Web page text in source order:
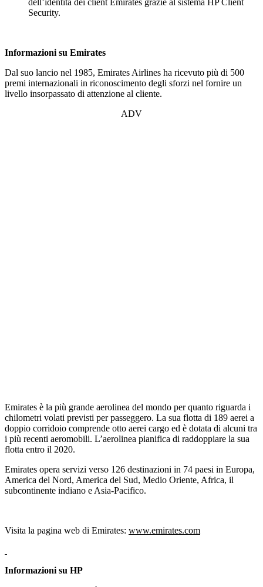
Security.
Informazioni su Emirates
Dal suo lancio nel 1985, Emirates Airlines ha ricevuto più di 500
premi internazionali in riconoscimento degli sforzi nel fornire un
livello insorpassato di attenzione al cliente.
ADV
Emirates è la più grande aerolinea del mondo per quanto riguarda i
chilometri volati previsti per passeggero. La sua flotta di 189 aerei a
doppio corridoio comprende otto aerei cargo ed è dotata di alcuni tra
i più recenti aeromobili. L’aerolinea pianifica di raddoppiare la sua
flotta entro il 2020.
Emirates opera servizi verso 126 destinazioni in 74 paesi in Europa,
America del Nord, America del Sud, Medio Oriente, Africa, il
subcontinente indiano e Asia-Pacifico.
Visita la pagina web di Emirates: www.emirates.com
Informazioni su HP